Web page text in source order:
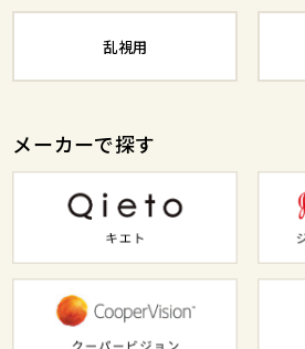
乱視用
メーカーで探す